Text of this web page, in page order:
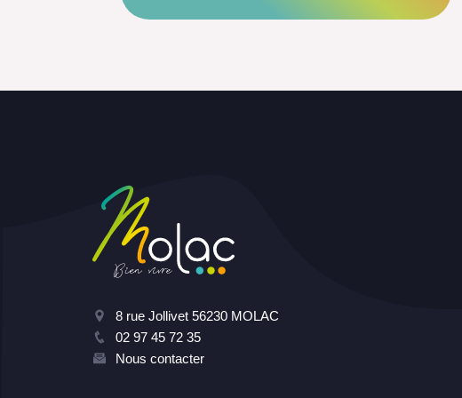
8 rue Jollivet 56230 MOLAC
02 97 45 72 35
Nous contacter